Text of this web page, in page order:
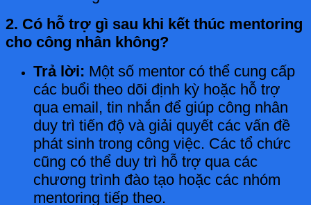
2. Có hỗ trợ gì sau khi kết thúc mentoring
cho công nhân không?
Trả lời: Một số mentor có thể cung cấp
các buổi theo dõi định kỳ hoặc hỗ trợ
qua email, tin nhắn để giúp công nhân
duy trì tiến độ và giải quyết các vấn đề
phát sinh trong công việc. Các tổ chức
cũng có thể duy trì hỗ trợ qua các
chương trình đào tạo hoặc các nhóm
mentoring tiếp theo.